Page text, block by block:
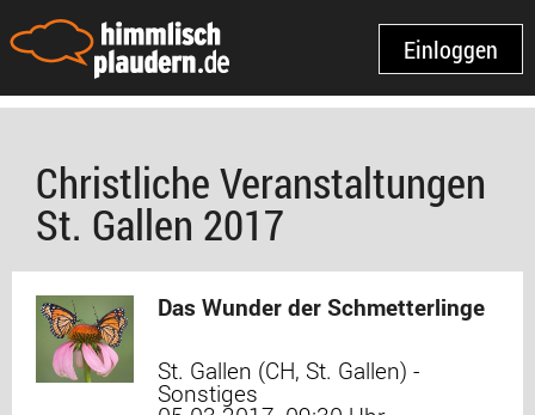
Einloggen
Christliche Veranstaltungen
St. Gallen 2017
Das Wunder der Schmetterlinge
St. Gallen (CH, St. Gallen) -
Sonstiges